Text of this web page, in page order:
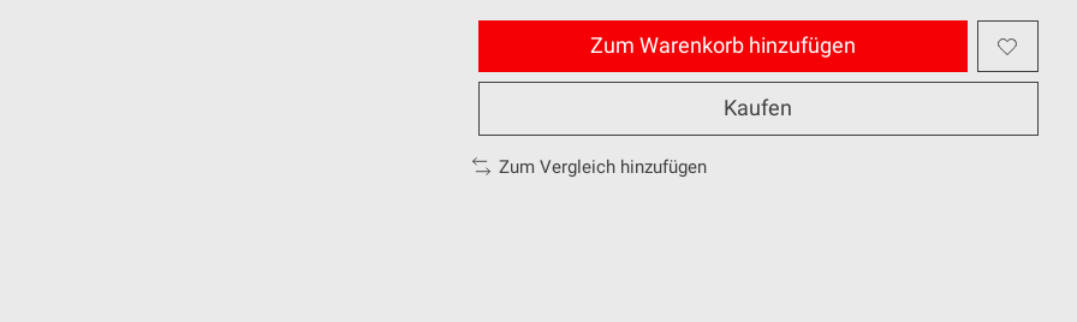
Zum Warenkorb hinzufügen
Kaufen
Zum Vergleich hinzufügen